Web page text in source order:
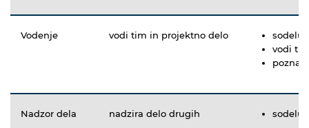
Vodenje vodi tim in projektno delo
vodi
pozna
Nadzor dela nadzira delo drugih